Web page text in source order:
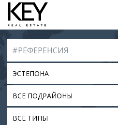
ЭСТЕПОНА
ВСЕ ПОДРАЙОНЫ
ВСЕ ТИПЫ